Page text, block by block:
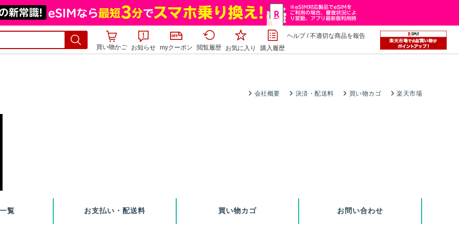
買い物かご お知らせ myクーポン 閲覧履歴 お気に入り 購入履歴
ヘルプ/不適切な商品を報告